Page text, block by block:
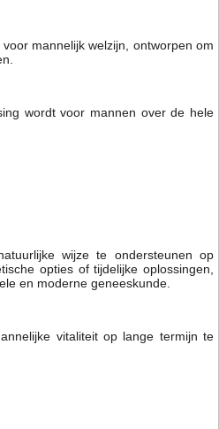
mannelijk welzijn, ontworpen om
wordt voor mannen over de hele
wijze te ondersteunen op
opties of tijdelijke oplossingen,
en moderne geneeskunde.
vitaliteit op lange termijn te